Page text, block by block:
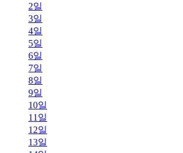
2일
3일
4일
5일
6일
7일
8일
9일
10일
11일
12일
13일